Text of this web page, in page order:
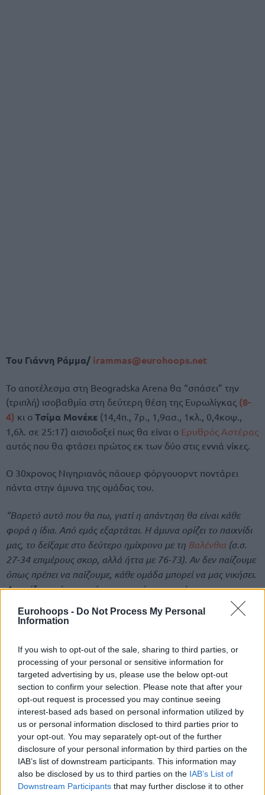
Eurohoops - Do Not Process My Personal
Information
If you wish to opt-out of the sale, sharing to third parties, or
processing of your personal or sensitive information for
targeted advertising by us, please use the below opt-out
section to confirm your selection. Please note that after your
opt-out request is processed you may continue seeing
interest-based ads based on personal information utilized by
us or personal information disclosed to third parties prior to
your opt-out. You may separately opt-out of the further
disclosure of your personal information by third parties on the
IAB’s list of downstream participants. This information may
also be disclosed by us to third parties on the IAB’s List of
Downstream Participants that may further disclose it to other
Του Γιάννη Ράμμα/ irammas@eurohoops.net
Το αποτέλεσμα στη Beogradska Arena θα “σπάσει” την
(τριπλή) ισοβαθμία στη δεύτερη θέση της Ευρωλίγκας (8-
4) κι ο Τσίμα Μονέκε (14,4π., 7ρ., 1,9ασ., 1κλ., 0,4κοψ.,
1,6λ. σε 25:17) αισιοδοξεί πως θα είναι ο Ερυθρός Αστέρας
αυτός που θα φτάσει πρώτος εκ των δύο στις εννιά νίκες.
Ο 30χρονος Νιγηριανός πάουερ φόργουορντ ποντάρει
πάντα στην άμυνα της ομάδας του.
“Βαρετό αυτό που θα πω, γιατί η απάντηση θα είναι κάθε
φορά η ίδια. Από εμάς εξαρτάται. Η άμυνα ορίζει το παιχνίδι
μας, το δείξαμε στο δεύτερο ημίχρονο με τη Βαλένθια (σ.σ.
27-34 επιμέρους σκορ, αλλά ήττα με 76-73). Αν δεν παίζουμε
όπως πρέπει να παίζουμε, κάθε ομάδα μπορεί να μας νικήσει.
Αν παίζουμε όπως πρέπει, μπορούμε να νικήσουμε
είπε στις προγραμματικές δηλώσεις εν όψει
13ης αγωνιστικής.
Όλα αυτά με αντίπαλο τον Ολυμπιακό
των πολλών παικτών
ως σημείο αναφοράς.
“ΟΜιλουτίνοφείναι από τους κορυφαίους παίκτες μέχρι
τώρα. Κερδίζει φάουλ κι επιθετικά ριμπάουντ και σου δίνει
την αίσθηση πως δεν αστοχεί μέσα από τη ρακέτα.
Προφανώς υπάρχει κι ο
Βεζένκοφ που είναι…Βεζένκοφ
Ντόρσεϊκάνει απίθανη χρονιά. Έχουν πολλά όπλα. Υπάρχει κι
Φουρνιέ, που μπορεί πάντα να κάνει μεγάλο παιχνίδι. Ο
Ουόκαπελέγχει πολύ καλά το ρυθμό. Έχουν πολλές επιλογές
στο παιχνίδι τους, αλλά εμείς πρέπει να εστιάσουμε σε αυτά